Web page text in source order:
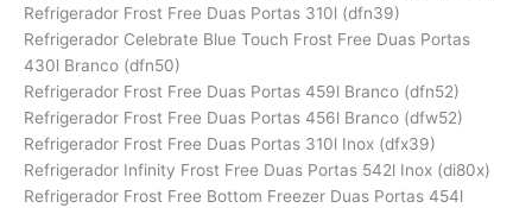
Refrigerador Frost Free Duas Portas 310l (dfn39)
Refrigerador Celebrate Blue Touch Frost Free Duas Portas
430l Branco (dfn50)
Refrigerador Frost Free Duas Portas 459l Branco (dfn52)
Refrigerador Frost Free Duas Portas 456l Branco (dfw52)
Refrigerador Frost Free Duas Portas 310l Inox (dfx39)
Refrigerador Infinity Frost Free Duas Portas 542l Inox (di80x)
Refrigerador Frost Free Bottom Freezer Duas Portas 454l